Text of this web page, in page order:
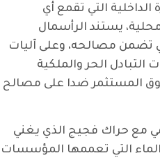
التي تقمع أي
يستند الرأسمال
تضمن مصالحه، وعلى آليات
التبادل الحر والملكية
المستثمر ضدا على مصالح
مع حراك فجيج الذي يغني
التي تعممها المؤسسات